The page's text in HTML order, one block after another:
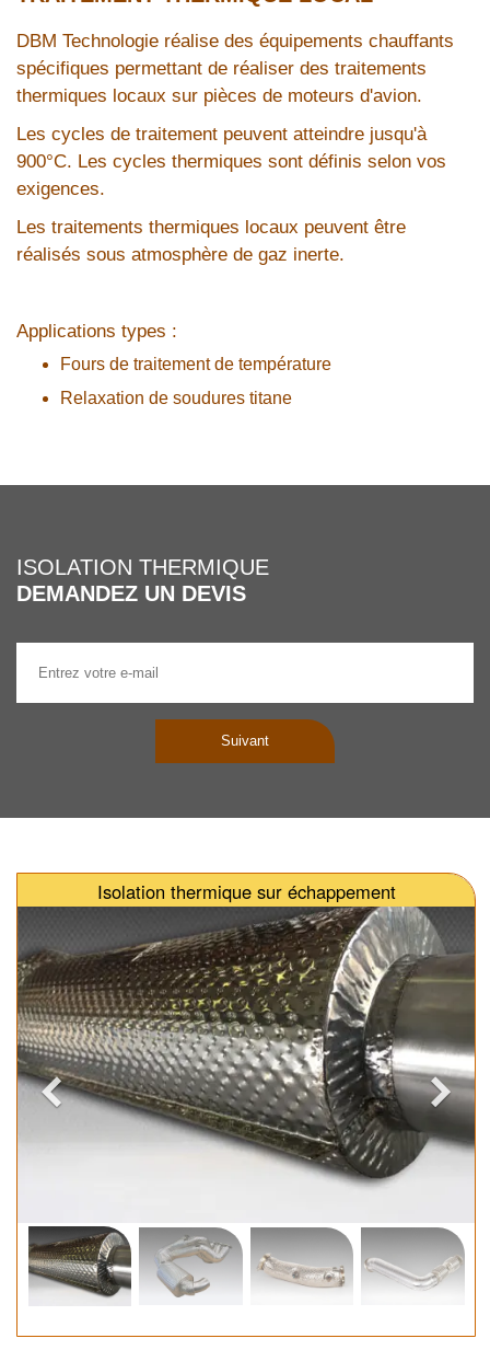
DBM Technologie réalise des équipements chauffants
spécifiques permettant de réaliser des traitements
thermiques locaux sur pièces de moteurs d'avion.
Les cycles de traitement peuvent atteindre jusqu'à
900°C. Les cycles thermiques sont définis selon vos
exigences.
Les traitements thermiques locaux peuvent être
réalisés sous atmosphère de gaz inerte.
Applications types :
Fours de traitement de température
Relaxation de soudures titane
ISOLATION THERMIQUE
DEMANDEZ UN DEVIS
Suivant
Isolation thermique sur échappement